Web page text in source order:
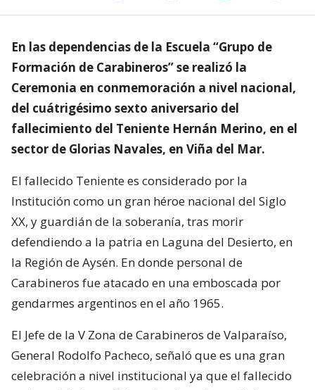
En las dependencias de la Escuela “Grupo de
Formación de Carabineros” se realizó la
Ceremonia en conmemoración a nivel nacional,
del cuátrigésimo sexto aniversario del
fallecimiento del Teniente Hernán Merino, en el
sector de Glorias Navales, en Viña del Mar.
El fallecido Teniente es considerado por la
Institución como un gran héroe nacional del Siglo
XX, y guardián de la soberanía, tras morir
defendiendo a la patria en Laguna del Desierto, en
la Región de Aysén. En donde personal de
Carabineros fue atacado en una emboscada por
gendarmes argentinos en el año 1965.
El Jefe de la V Zona de Carabineros de Valparaíso,
General Rodolfo Pacheco, señaló que es una gran
celebración a nivel institucional ya que el fallecido